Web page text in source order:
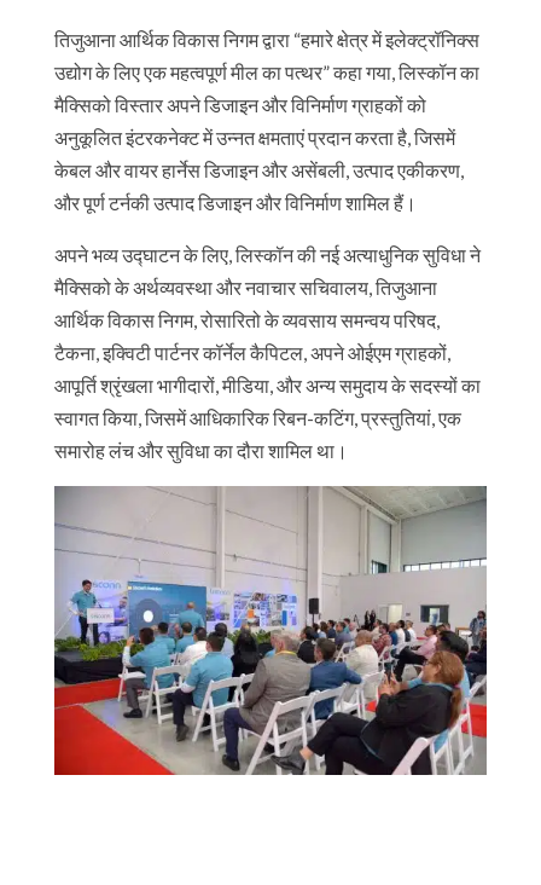
तिजुआना आर्थिक विकास निगम द्वारा “हमारे क्षेत्र में इलेक्ट्रॉनिक्स
उद्योग के लिए एक महत्वपूर्ण मील का पत्थर” कहा गया, लिस्कॉन का
मैक्सिको विस्तार अपने डिजाइन और विनिर्माण ग्राहकों को
अनुकूलित इंटरकनेक्ट में उन्नत क्षमताएं प्रदान करता है, जिसमें
केबल और वायर हार्नेस डिजाइन और असेंबली, उत्पाद एकीकरण,
और पूर्ण टर्नकी उत्पाद डिजाइन और विनिर्माण शामिल हैं।
अपने भव्य उद्घाटन के लिए, लिस्कॉन की नई अत्याधुनिक सुविधा ने
मैक्सिको के अर्थव्यवस्था और नवाचार सचिवालय, तिजुआना
आर्थिक विकास निगम, रोसारितो के व्यवसाय समन्वय परिषद,
टैकना, इक्विटी पार्टनर कॉर्नेल कैपिटल, अपने ओईएम ग्राहकों,
आपूर्ति श्रृंखला भागीदारों, मीडिया, और अन्य समुदाय के सदस्यों का
स्वागत किया, जिसमें आधिकारिक रिबन-कटिंग, प्रस्तुतियां, एक
समारोह लंच और सुविधा का दौरा शामिल था।